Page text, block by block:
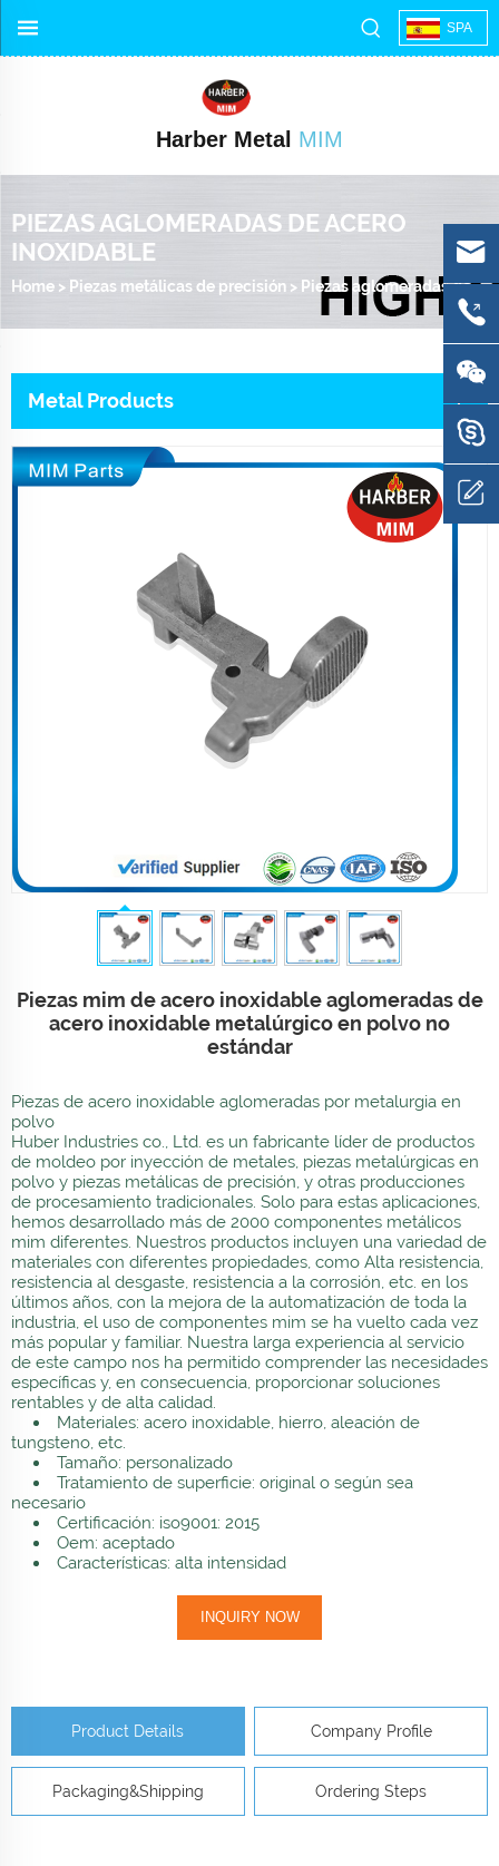
SPA
Harber Metal MIM
PIEZAS AGLOMERADAS DE ACERO
INOXIDABLE
Home > Piezas metálicas de precisión > Piezas aglomeradas de acero inoxidable
Metal Products
Piezas mim de acero inoxidable aglomeradas de
acero inoxidable metalúrgico en polvo no
estándar
Piezas de acero inoxidable aglomeradas por metalurgia en
polvo
Huber Industries co., Ltd. es un fabricante líder de productos
de moldeo por inyección de metales, piezas metalúrgicas en
polvo y piezas metálicas de precisión, y otras producciones
de procesamiento tradicionales. Solo para estas aplicaciones,
hemos desarrollado más de 2000 componentes metálicos
mim diferentes. Nuestros productos incluyen una variedad de
materiales con diferentes propiedades, como Alta resistencia,
resistencia al desgaste, resistencia a la corrosión, etc. en los
últimos años, con la mejora de la automatización de toda la
industria, el uso de componentes mim se ha vuelto cada vez
más popular y familiar. Nuestra larga experiencia al servicio
de este campo nos ha permitido comprender las necesidades
específicas y, en consecuencia, proporcionar soluciones
rentables y de alta calidad.
Materiales: acero inoxidable, hierro, aleación de
tungsteno, etc.
Tamaño: personalizado
Tratamiento de superficie: original o según sea
necesario
Certificación: iso9001: 2015
Oem: aceptado
Características: alta intensidad
INQUIRY NOW
Product Details Company Profile
Packaging&Shipping Ordering Steps